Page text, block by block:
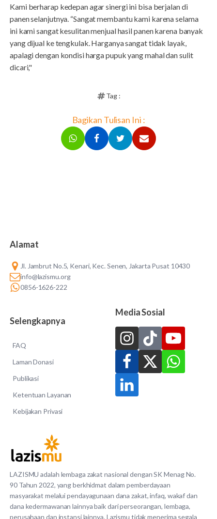
Kami berharap kedepan agar sinergi ini bisa berjalan di
panen selanjutnya. “Sangat membantu kami karena selama
ini kami sangat kesulitan menjual hasil panen karena banyak
yang dijual ke tengkulak. Harganya sangat tidak layak,
apalagi dengan kondisi harga pupuk yang mahal dan sulit
dicari,"
Tag :
Bagikan Tulisan Ini :
LAZISMU adalah lembaga zakat nasional dengan SK Menag No.
90 Tahun 2022, yang berkhidmat dalam pemberdayaan
masyarakat melalui pendayagunaan dana zakat, infaq, wakaf dan
dana kedermawanan lainnya baik dari perseorangan, lembaga,
perusahaan dan instansi lainnya. Lazismu tidak menerima segala
Alamat
Jl. Jambrut No.5, Kenari, Kec. Senen, Jakarta Pusat 10430
info@lazismu.org
0856-1626-222
Selengkapnya
FAQ
Laman Donasi
Publikasi
Ketentuan Layanan
Kebijakan Privasi
Media Sosial